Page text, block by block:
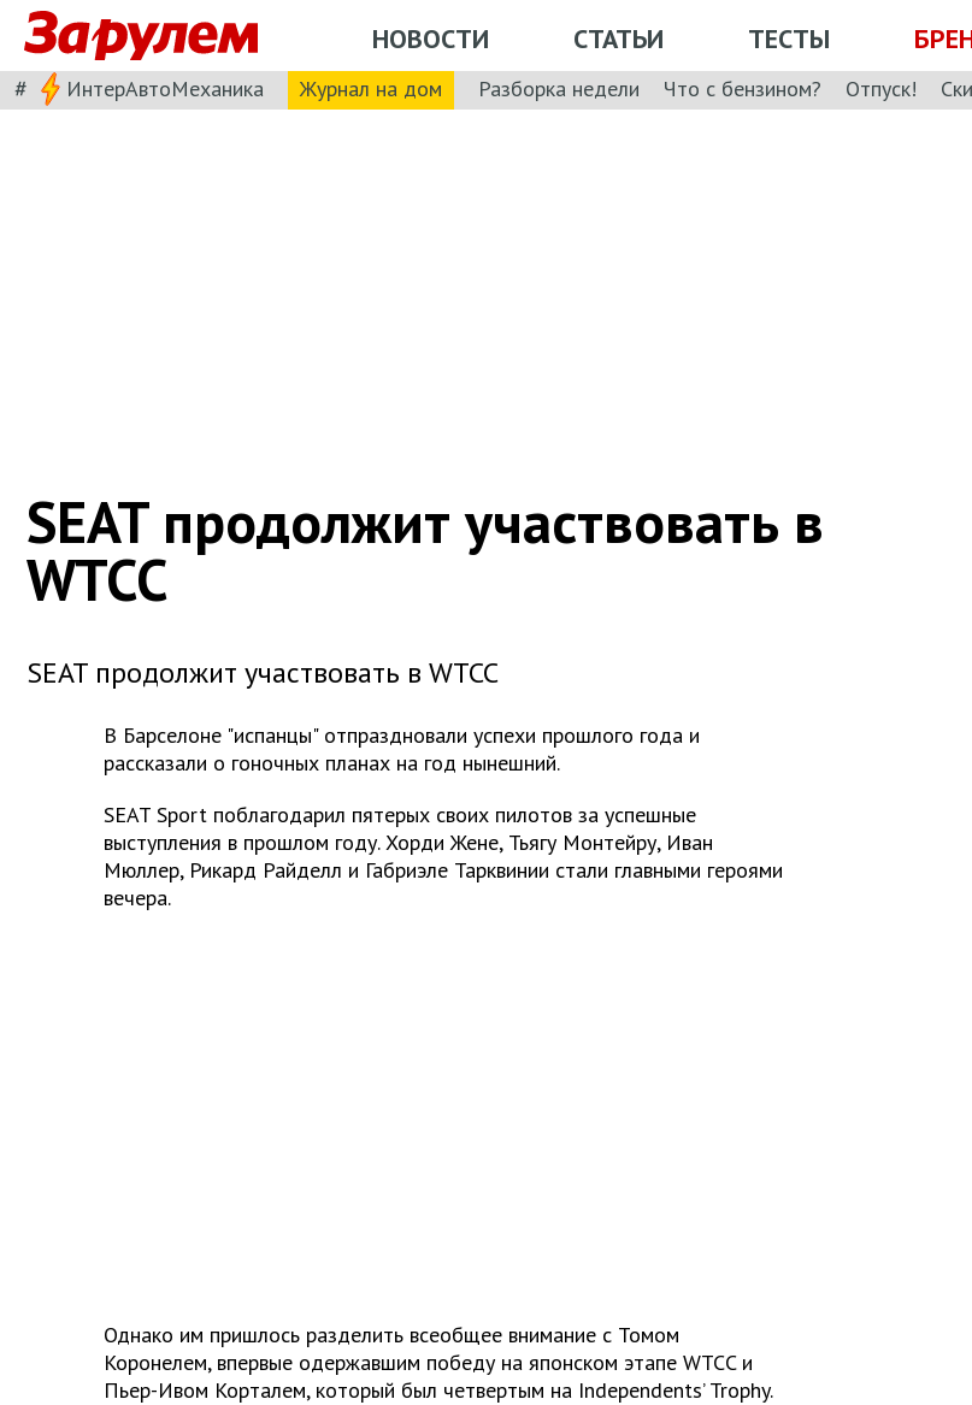
НОВОСТИ СТАТЬИ ТЕСТЫ
# ИнтерАвтоМеханика Журнал на дом Разборка недели Что с бензином? Отпуск!
SEAT продолжит участвовать в
WTCC
SEAT продолжит участвовать в WTCC
В Барселоне "испанцы" отпраздновали успехи прошлого года и
рассказали о гоночных планах на год нынешний.
SEAT Sport поблагодарил пятерых своих пилотов за успешные
выступления в прошлом году. Хорди Жене, Тьягу Монтейру, Иван
Мюллер, Рикард Райделл и Габриэле Тарквинии стали главными героями
вечера.
Однако им пришлось разделить всеобщее внимание с Томом
Коронелем, впервые одержавшим победу на японском этапе WTCC и
Пьер-Ивом Корталем, который был четвертым на Independents’ Trophy.